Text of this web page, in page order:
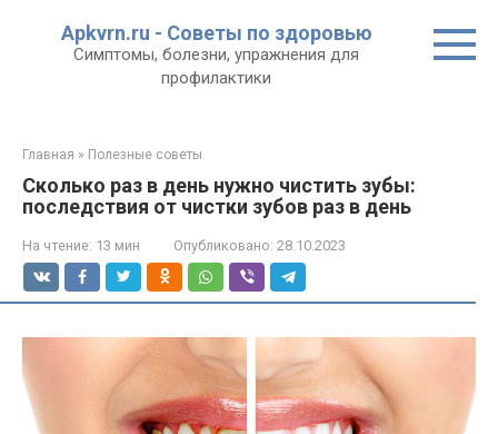
Apkvrn.ru - Советы по здоровью
Симптомы, болезни, упражнения для
профилактики
Главная » Полезные советы
Сколько раз в день нужно чистить зубы:
последствия от чистки зубов раз в день
На чтение: 13 мин Опубликовано: 28.10.2023